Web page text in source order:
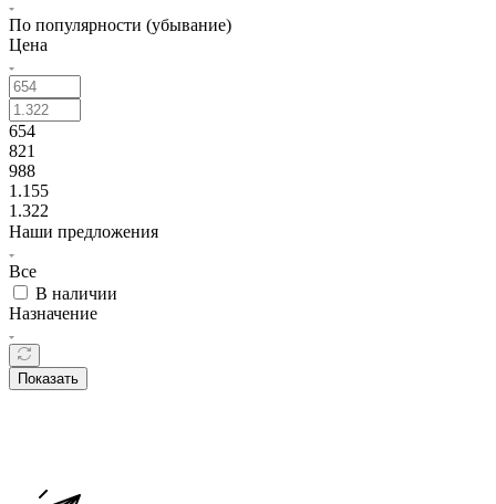
По популярности (убывание)
Цена
654
821
988
1.155
1.322
Наши предложения
Все
В наличии
Назначение
Показать